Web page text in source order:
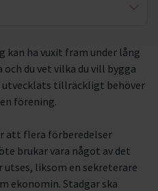
ha vuxit fram under lång
du vet vilka du vill bygga
utvecklats tillräckligt behöver
förening.
att flera förberedelser
brukar vara något av det
liksom en sekreterare
ekonomin. Stadgar ska